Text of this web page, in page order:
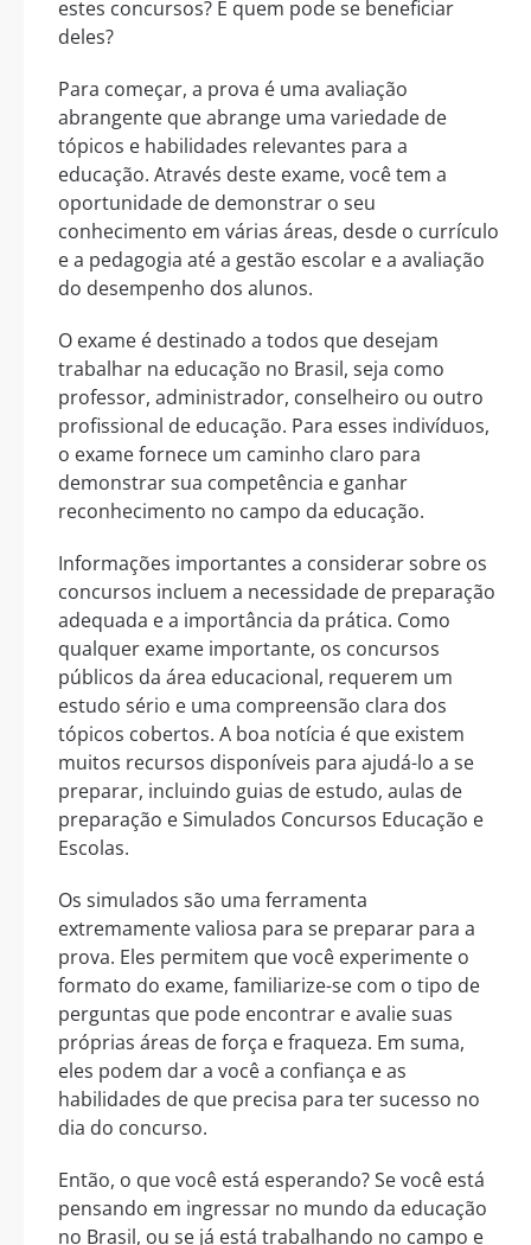
estes concursos? E quem pode se beneficiar
deles?
Para começar, a prova é uma avaliação
abrangente que abrange uma variedade de
tópicos e habilidades relevantes para a
educação. Através deste exame, você tem a
oportunidade de demonstrar o seu
conhecimento em várias áreas, desde o currículo
e a pedagogia até a gestão escolar e a avaliação
do desempenho dos alunos.
O exame é destinado a todos que desejam
trabalhar na educação no Brasil, seja como
professor, administrador, conselheiro ou outro
profissional de educação. Para esses indivíduos,
o exame fornece um caminho claro para
demonstrar sua competência e ganhar
reconhecimento no campo da educação.
Informações importantes a considerar sobre os
concursos incluem a necessidade de preparação
adequada e a importância da prática. Como
qualquer exame importante, os concursos
públicos da área educacional, requerem um
estudo sério e uma compreensão clara dos
tópicos cobertos. A boa notícia é que existem
muitos recursos disponíveis para ajudá-lo a se
preparar, incluindo guias de estudo, aulas de
preparação e Simulados Concursos Educação e
Escolas.
Os simulados são uma ferramenta
extremamente valiosa para se preparar para a
prova. Eles permitem que você experimente o
formato do exame, familiarize-se com o tipo de
perguntas que pode encontrar e avalie suas
próprias áreas de força e fraqueza. Em suma,
eles podem dar a você a confiança e as
habilidades de que precisa para ter sucesso no
dia do concurso.
Então, o que você está esperando? Se você está
pensando em ingressar no mundo da educação
no Brasil, ou se já está trabalhando no campo e